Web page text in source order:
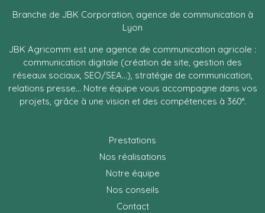
Branche de JBK Corporation, agence de communication à
Lyon
JBK Agricomm est une agence de communication agricole :
communication digitale (création de site, gestion des
réseaux sociaux, SEO/SEA…), stratégie de communication,
relations presse… Notre équipe vous accompagne dans vos
projets, grâce à une vision et des compétences à 360°.
Prestations
Nos réalisations
Notre équipe
Nos conseils
Contact